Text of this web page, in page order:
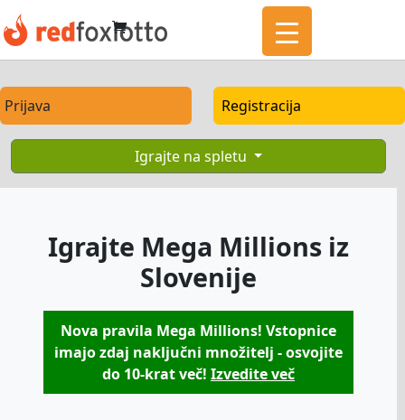
Prijava Registracija
Igrajte na spletu
Igrajte Mega Millions iz
Slovenije
Nova pravila Mega Millions! Vstopnice
imajo zdaj naključni množitelj - osvojite
do 10-krat več!Izvedite več